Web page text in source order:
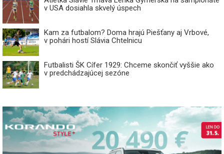
v USA dosiahla skvelý úspech
Kam za futbalom? Doma hrajú Piešťany aj Vrbové,
v pohári hostí Slávia Chtelnicu
Futbalisti ŠK Cífer 1929: Chceme skončiť vyššie ako
v predchádzajúcej sezóne